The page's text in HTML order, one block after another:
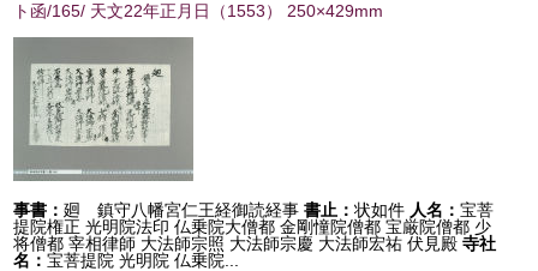
ト函/165/ 天文22年正月日 （1553） 250×429mm
事書：廻 鎮守八幡宮仁王経御読経事書止：状如件 人名：宝菩
提院権正 光明院法印 仏乗院大僧都 金剛憧院僧都 宝厳院僧都 少
将僧都 宰相律師 大法師宗照 大法師宗慶 大法師宏祐 伏見殿 寺社
名：宝菩提院 光明院 仏乗院...